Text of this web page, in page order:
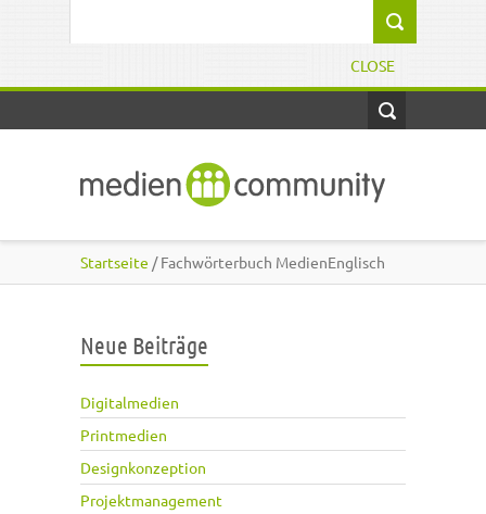
CLOSE
Startseite / Fachwörterbuch MedienEnglisch
Neue Beiträge
Digitalmedien
Printmedien
Designkonzeption
Projektmanagement